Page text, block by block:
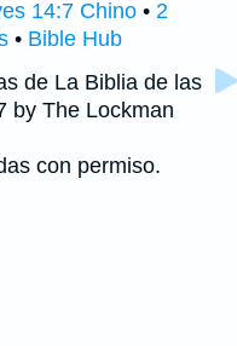
14:7 Chino • 2
• Bible Hub
de La Biblia de las
by The Lockman
con permiso.